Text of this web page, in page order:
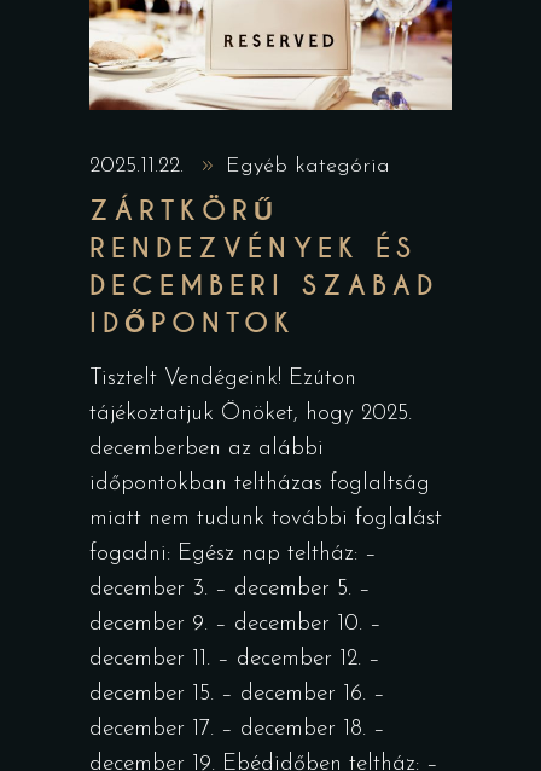
2025.11.22. Egyéb kategória
ZÁRTKÖRŰ
RENDEZVÉNYEK ÉS
DECEMBERI SZABAD
IDŐPONTOK
Tisztelt Vendégeink! Ezúton
tájékoztatjuk Önöket, hogy 2025.
decemberben az alábbi
időpontokban teltházas foglaltság
miatt nem tudunk további foglalást
fogadni: Egész nap teltház: –
december 3. – december 5. –
december 9. – december 10. –
december 11. – december 12. –
december 15. – december 16. –
december 17. – december 18. –
december 19. Ebédidőben teltház: –